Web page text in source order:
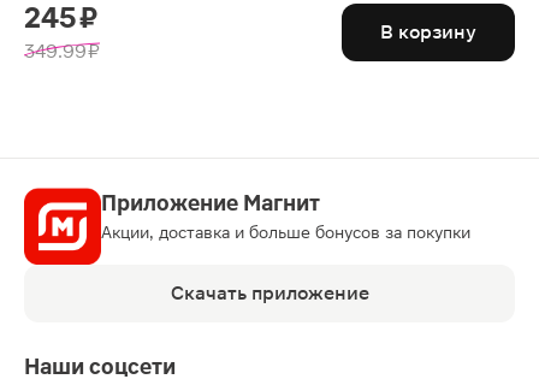
245 ₽
349.99 ₽
В корзину
Приложение Магнит
Акции, доставка и больше бонусов за покупки
Скачать приложение
Наши соцсети